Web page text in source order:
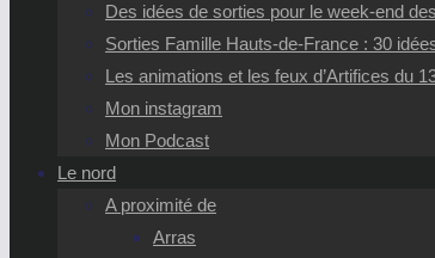
the
search
panel.
Des idées de sorties pour le week-end
Sorties Famille Hauts-de-France : 30
Les animations et les feux d’Artifices du
Mon instagram
Mon Podcast
Le nord
A proximité de
Arras